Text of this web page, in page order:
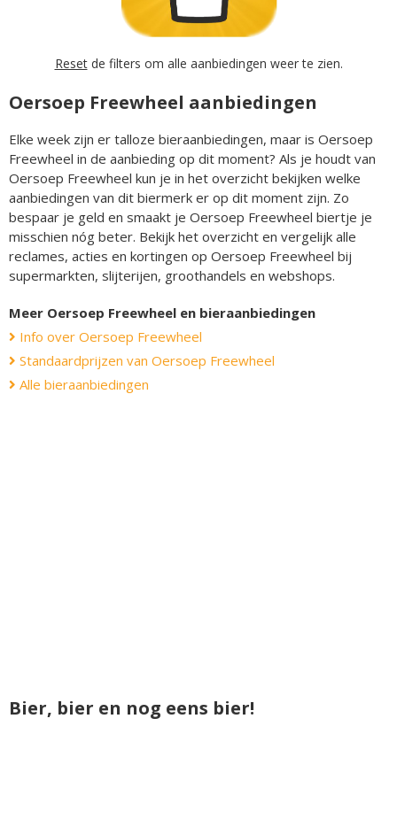
Resetde filters om alle aanbiedingen weer te zien.
Oersoep Freewheel aanbiedingen
Elke week zijn er talloze bieraanbiedingen, maar is Oersoep
Freewheel in de aanbieding op dit moment? Als je houdt van
Oersoep Freewheel kun je in het overzicht bekijken welke
aanbiedingen van dit biermerk er op dit moment zijn. Zo
bespaar je geld en smaakt je Oersoep Freewheel biertje je
misschien nóg beter. Bekijk het overzicht en vergelijk alle
reclames, acties en kortingen op Oersoep Freewheel bij
supermarkten, slijterijen, groothandels en webshops.
Meer Oersoep Freewheel en bieraanbiedingen
Info over Oersoep Freewheel
Standaardprijzen van Oersoep Freewheel
Alle bieraanbiedingen
Bier, bier en nog eens bier!